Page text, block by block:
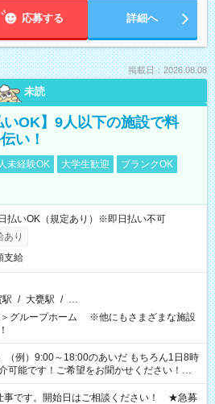
応募する 詳細へ
掲載日：2026.08.08
未読
いOK】9人以下の施設で料
い！
未経験OK 大学生歓迎
ブランクOK
いOK（規定あり）※即日払い不可
あり
支給
駅 / 大甕駅 / …
＞グループホーム ※他にもさまざまな施設
（例）9:00～18:00のあいだ もちろん1日8時
可能です！ご希望をお聞かせください！★
が必要な場合も遠慮なくご相談ください。
の勤務が必要です
事です。開始日はご相談ください！ ★急募